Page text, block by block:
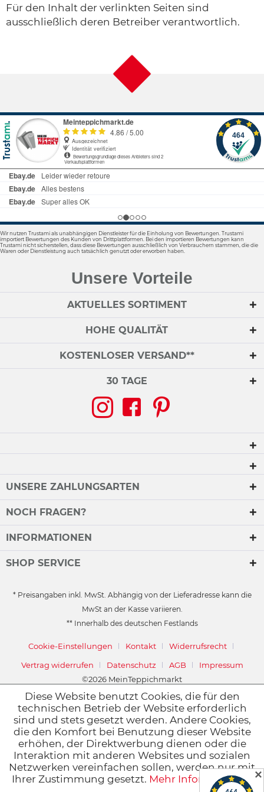
Für den Inhalt der verlinkten Seiten sind
ausschließlich deren Betreiber verantwortlich.
✕
Wir nutzen Trustami als unabhängigen Dienstleister für die Einholung von Bewertungen. Trustami
importiert Bewertungen des Kunden von Drittplattformen. Bei den importieren Bewertungen kann
Trustami nicht sicherstellen, dass diese Bewertungen ausschließlich von Verbrauchern stammen, die die
Waren oder Dienstleistung auch tatsächlich genutzt oder erworben haben.
Unsere Vorteile
AKTUELLES SORTIMENT
HOHE QUALITÄT
KOSTENLOSER VERSAND**
30 TAGE
UNSERE ZAHLUNGSARTEN
NOCH FRAGEN?
INFORMATIONEN
SHOP SERVICE
* Preisangaben inkl. MwSt. Abhängig von der Lieferadresse kann die
MwSt an der Kasse variieren.
** Innerhalb des deutschen Festlands
Cookie-Einstellungen Kontakt
Widerrufsrecht
Vertrag widerrufen
Datenschutz AGB
Impressum
©2026 MeinTeppichmarkt
Diese Website benutzt Cookies, die für den
technischen Betrieb der Website erforderlich
sind und stets gesetzt werden. Andere Cookies,
die den Komfort bei Benutzung dieser Website
erhöhen, der Direktwerbung dienen oder die
Interaktion mit anderen Websites und sozialen
Netzwerken vereinfachen sollen, werden nur mit
Ihrer Zustimmung gesetzt. Mehr Informationen